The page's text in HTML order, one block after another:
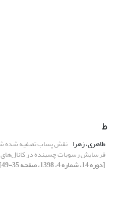
ط
طاهری، زهرا نقش پساب تصفیه شده
فرسایش رسوبات چسبنده در کانال‌های
[دوره 14، شماره 4، 1398، صفحه 35-49]